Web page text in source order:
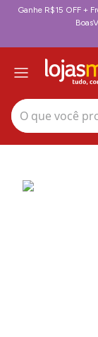
Ganhe R$15 OFF +
O que você